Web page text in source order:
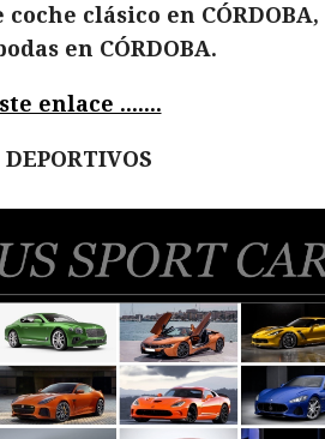
clásico en CÓRDOBA,
en CÓRDOBA.
enlace .......